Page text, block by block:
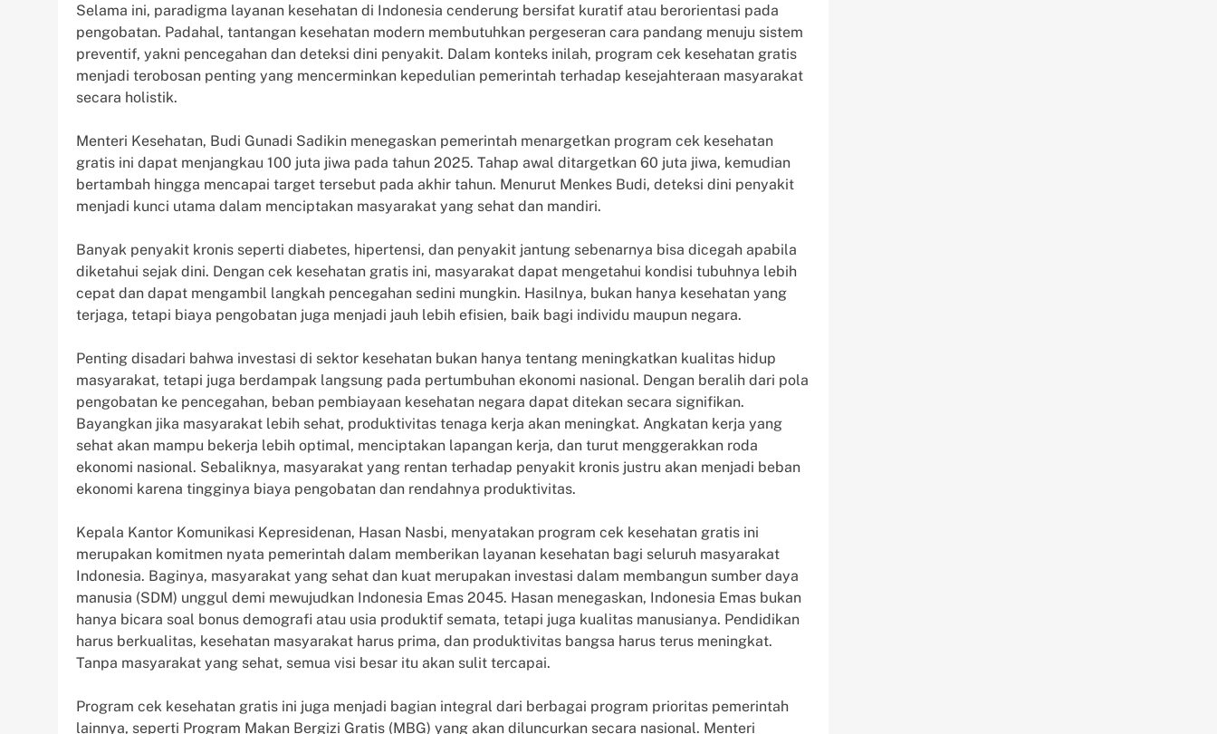
Selama ini, paradigma layanan kesehatan di Indonesia cenderung bersifat kuratif atau berorientasi pada
pengobatan. Padahal, tantangan kesehatan modern membutuhkan pergeseran cara pandang menuju sistem
preventif, yakni pencegahan dan deteksi dini penyakit. Dalam konteks inilah, program cek kesehatan gratis
menjadi terobosan penting yang mencerminkan kepedulian pemerintah terhadap kesejahteraan masyarakat
secara holistik.
Menteri Kesehatan, Budi Gunadi Sadikin menegaskan pemerintah menargetkan program cek kesehatan
gratis ini dapat menjangkau 100 juta jiwa pada tahun 2025. Tahap awal ditargetkan 60 juta jiwa, kemudian
bertambah hingga mencapai target tersebut pada akhir tahun. Menurut Menkes Budi, deteksi dini penyakit
menjadi kunci utama dalam menciptakan masyarakat yang sehat dan mandiri.
Banyak penyakit kronis seperti diabetes, hipertensi, dan penyakit jantung sebenarnya bisa dicegah apabila
diketahui sejak dini. Dengan cek kesehatan gratis ini, masyarakat dapat mengetahui kondisi tubuhnya lebih
cepat dan dapat mengambil langkah pencegahan sedini mungkin. Hasilnya, bukan hanya kesehatan yang
terjaga, tetapi biaya pengobatan juga menjadi jauh lebih efisien, baik bagi individu maupun negara.
Penting disadari bahwa investasi di sektor kesehatan bukan hanya tentang meningkatkan kualitas hidup
masyarakat, tetapi juga berdampak langsung pada pertumbuhan ekonomi nasional. Dengan beralih dari pola
pengobatan ke pencegahan, beban pembiayaan kesehatan negara dapat ditekan secara signifikan.
Bayangkan jika masyarakat lebih sehat, produktivitas tenaga kerja akan meningkat. Angkatan kerja yang
sehat akan mampu bekerja lebih optimal, menciptakan lapangan kerja, dan turut menggerakkan roda
ekonomi nasional. Sebaliknya, masyarakat yang rentan terhadap penyakit kronis justru akan menjadi beban
ekonomi karena tingginya biaya pengobatan dan rendahnya produktivitas.
Kepala Kantor Komunikasi Kepresidenan, Hasan Nasbi, menyatakan program cek kesehatan gratis ini
merupakan komitmen nyata pemerintah dalam memberikan layanan kesehatan bagi seluruh masyarakat
Indonesia. Baginya, masyarakat yang sehat dan kuat merupakan investasi dalam membangun sumber daya
manusia (SDM) unggul demi mewujudkan Indonesia Emas 2045. Hasan menegaskan, Indonesia Emas bukan
hanya bicara soal bonus demografi atau usia produktif semata, tetapi juga kualitas manusianya. Pendidikan
harus berkualitas, kesehatan masyarakat harus prima, dan produktivitas bangsa harus terus meningkat.
Tanpa masyarakat yang sehat, semua visi besar itu akan sulit tercapai.
Program cek kesehatan gratis ini juga menjadi bagian integral dari berbagai program prioritas pemerintah
lainnya, seperti Program Makan Bergizi Gratis (MBG) yang akan diluncurkan secara nasional. Menteri